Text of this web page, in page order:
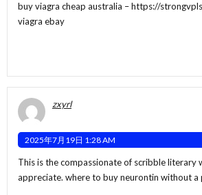
buy viagra cheap australia –https://
viagra ebay
zxyrl
2025年7月19日 1:28 AM
This is the compassionate of scribble literary
appreciate. where to buy neurontin without a